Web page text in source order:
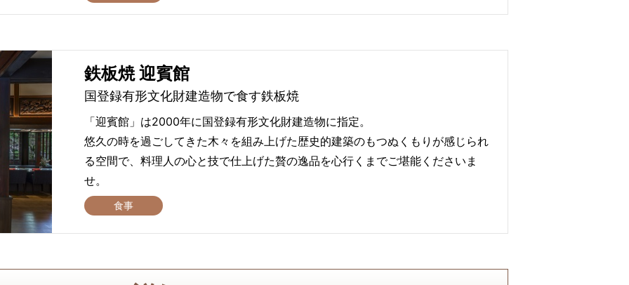
鉄板焼 迎賓館
国登録有形文化財建造物で食す鉄板焼
「迎賓館」は2000年に国登録有形文化財建造物に指定。
悠久の時を過ごしてきた木々を組み上げた歴史的建築のもつぬくもりが感じられ
る空間で、料理人の心と技で仕上げた贅の逸品を心行くまでご堪能くださいま
せ。
食事